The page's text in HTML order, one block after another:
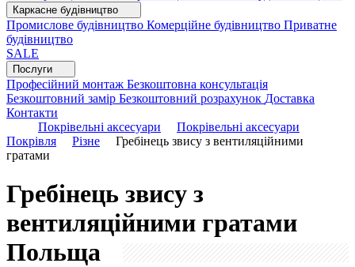
Каркасне будівництво
Промислове будівництво Комерційне будівництво Приватне
будівництво
SALE
Послуги
Професійний монтаж Безкоштовна консультація
Безкоштовний замір Безкоштовний розрахунок Доставка
Контакти
Покрівельні аксесуари
Покрівельні аксесуари
Покрівля
Різне
Гребінець звису з вентиляційними
гратами
Гребінець звису з
вентиляційними гратами
Польща